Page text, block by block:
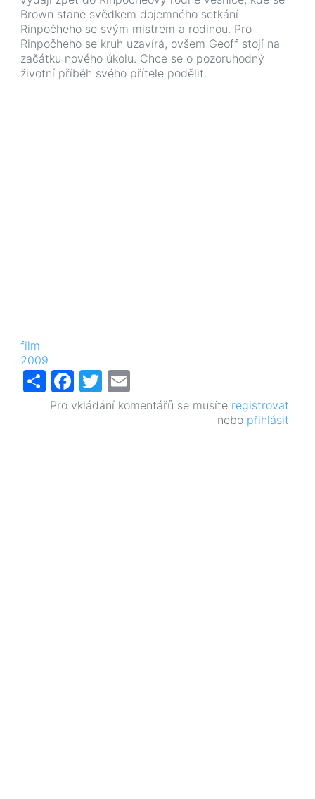
Brown stane svědkem dojemného setkání
Rinpočheho se svým mistrem a rodinou. Pro
Rinpočheho se kruh uzavírá, ovšem Geoff stojí na
začátku nového úkolu. Chce se o pozoruhodný
životní příběh svého přítele podělit.
film
2009
ShareFacebook
Twitter
Pro vkládání komentářů se musíte registrovat
nebo přihlásit